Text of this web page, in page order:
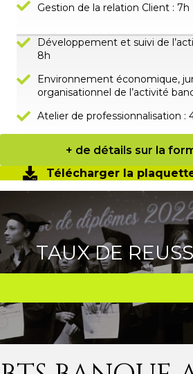
Gestion de la relation Client : 7h
Développement et suivi de
8h
Environnement économique,
organisationnel de l’activité
Atelier de professionnalisation :
+ de détails sur la
Télécharger la
TAUX DE